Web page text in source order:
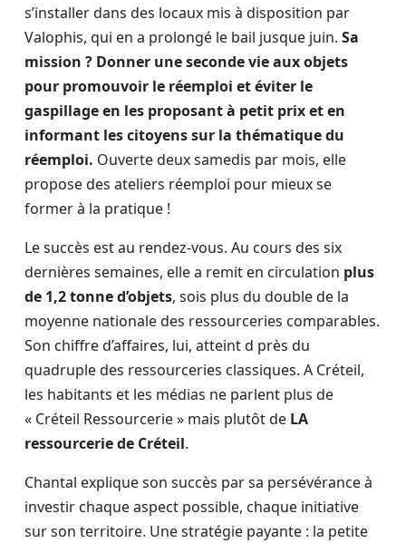
s’installer dans des locaux mis à disposition par
Valophis, qui en a prolongé le bail jusque juin. Sa
mission ? Donner une seconde vie aux objets
pour promouvoir le réemploi et éviter le
gaspillage en les proposant à petit prix et en
informant les citoyens sur la thématique du
réemploi. Ouverte deux samedis par mois, elle
propose des ateliers réemploi pour mieux se
former à la pratique !
Le succès est au rendez-vous. Au cours des six
dernières semaines, elle a remit en circulation plus
de 1,2 tonne d’objets, sois plus du double de la
moyenne nationale des ressourceries comparables.
Son chiffre d’affaires, lui, atteint d près du
quadruple des ressourceries classiques. A Créteil,
les habitants et les médias ne parlent plus de
« Créteil Ressourcerie » mais plutôt de LA
ressourcerie de Créteil.
Chantal explique son succès par sa persévérance à
investir chaque aspect possible, chaque initiative
sur son territoire. Une stratégie payante : la petite